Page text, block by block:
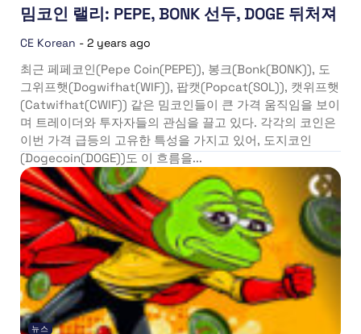
밈코인 랠리: PEPE, BONK 선두, DOGE 뒤처져
CE Korean - 2 years ago
최근 페페코인(Pepe Coin(PEPE)), 봉크(Bonk(BONK)), 도
그위프햇(Dogwifhat(WIF)), 팝캣(Popcat(SOL)), 캣위프햇
(Catwifhat(CWIF)) 같은 밈코인들이 큰 가격 움직임을 보이
며 트레이더와 투자자들의 관심을 끌고 있다. 각각의 코인은
이번 가격 급등의 고유한 특성을 가지고 있어, 도지코인
(Dogecoin(DOGE))도 이 흐름을...
뉴스